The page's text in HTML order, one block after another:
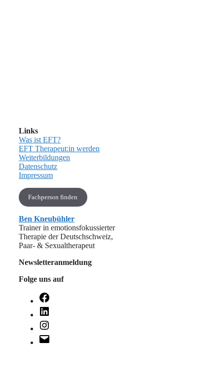
Links
Was ist EFT?
EFT Therapeut:in werden
Weiterbildungen
Datenschutz
Impressum
Fachperson finden
Ben Kneubühler
Trainer in emotionsfokussierter
Therapie der Deutschschweiz,
Paar- & Sexualtherapeut
Newsletteranmeldung
Folge uns auf
Facebook
LinkedIn
Instagram
E-
Mail